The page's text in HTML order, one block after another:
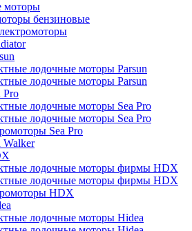
моторы
бензиновые
лодочные моторы Parsun
лодочные моторы Parsun
Pro
лодочные моторы Sea Pro
лодочные моторы Sea Pro
Sea Pro
лодочные моторы фирмы HDX
лодочные моторы фирмы HDX
HDX
лодочные моторы Hidea